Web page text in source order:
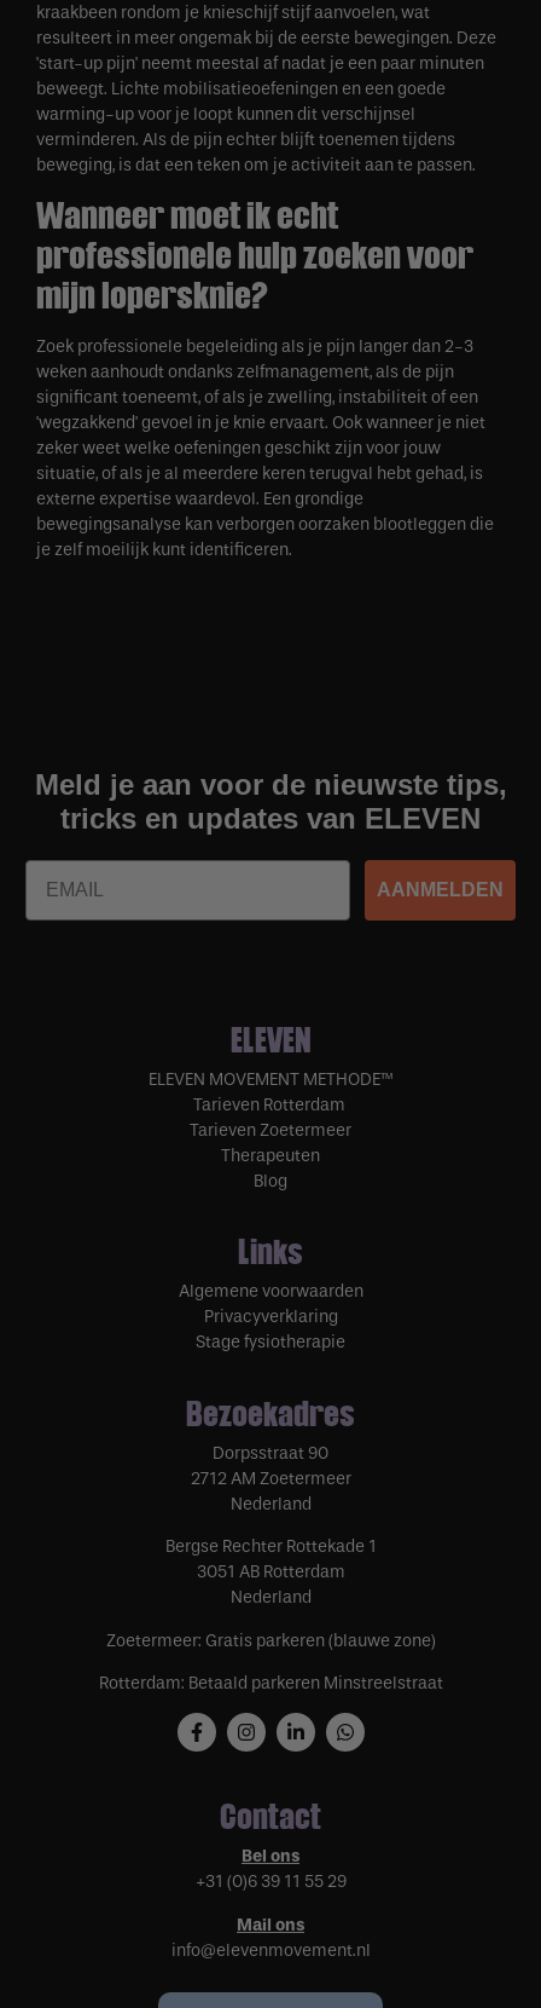
kraakbeen rondom je knieschijf stijf aanvoelen, wat
resulteert in meer ongemak bij de eerste bewegingen. Deze
'start-up pijn' neemt meestal af nadat je een paar minuten
beweegt. Lichte mobilisatieoefeningen en een goede
warming-up voor je loopt kunnen dit verschijnsel
verminderen. Als de pijn echter blijft toenemen tijdens
beweging, is dat een teken om je activiteit aan te passen.
Wanneer moet ik echt
professionele hulp zoeken voor
mijn lopersknie?
Zoek professionele begeleiding als je pijn langer dan 2-3
weken aanhoudt ondanks zelfmanagement, als de pijn
significant toeneemt, of als je zwelling, instabiliteit of een
'wegzakkend' gevoel in je knie ervaart. Ook wanneer je niet
zeker weet welke oefeningen geschikt zijn voor jouw
situatie, of als je al meerdere keren terugval hebt gehad, is
externe expertise waardevol. Een grondige
bewegingsanalyse kan verborgen oorzaken blootleggen die
je zelf moeilijk kunt identificeren.
Meld je aan voor de nieuwste tips,
tricks en updates van ELEVEN
Email
AANMELDEN
ELEVEN
ELEVEN MOVEMENT METHODE™
Tarieven Rotterdam
Tarieven Zoetermeer
Therapeuten
Blog
Links
Algemene voorwaarden
Privacyverklaring
Stage fysiotherapie
Bezoekadres
Dorpsstraat 90
2712 AM Zoetermeer
Nederland
Bergse Rechter Rottekade 1
3051 AB Rotterdam
Nederland
Zoetermeer: Gratis parkeren (blauwe zone)
Rotterdam: Betaald parkeren Minstreelstraat
Contact
Bel ons
+31 (0)6 39 11 55 29
Mail ons
info@elevenmovement.nl